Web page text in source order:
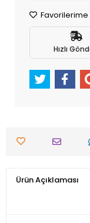
Favorilerime
Hızlı
Ürün Açıklaması